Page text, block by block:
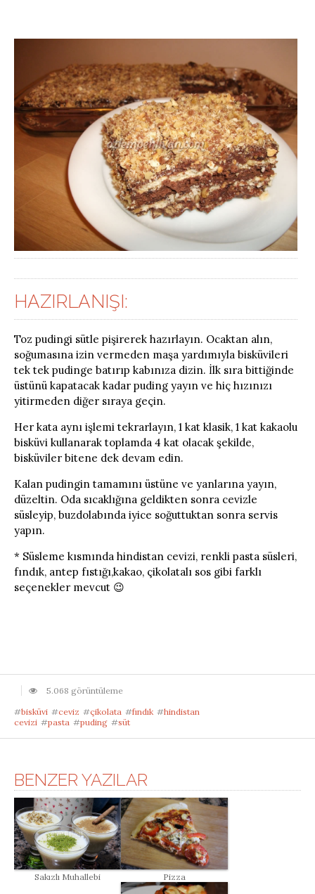
HAZIRLANIŞI:
Toz pudingi sütle pişirerek hazırlayın. Ocaktan alın,
soğumasına izin vermeden maşa yardımıyla bisküvileri
tek tek pudinge batırıp kabınıza dizin. İlk sıra bittiğinde
üstünü kapatacak kadar puding yayın ve hiç hızınızı
yitirmeden diğer sıraya geçin.
Her kata aynı işlemi tekrarlayın, 1 kat klasik, 1 kat kakaolu
bisküvi kullanarak toplamda 4 kat olacak şekilde,
bisküviler bitene dek devam edin.
Kalan pudingin tamamını üstüne ve yanlarına yayın,
düzeltin. Oda sıcaklığına geldikten sonra cevizle
süsleyip, buzdolabında iyice soğuttuktan sonra servis
yapın.
* Süsleme kısmında hindistan cevizi, renkli pasta süsleri,
fındık, antep fıstığı,kakao, çikolatalı sos gibi farklı
seçenekler mevcut 😉
5.068 görüntüleme
#bisküvi #ceviz #çikolata #fındık #hindistan
cevizi #pasta #puding #süt
BENZER YAZILAR
Sakızlı Muhallebi Pizza